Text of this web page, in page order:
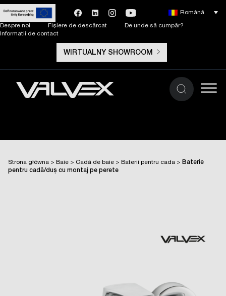
Despre noi Fișiere de descărcat
De unde să cumpăr?
Informatii de contact
WIRTUALNY SHOWROOM
Română
Strona główna > Baie > Cadă de baie > Baterii pentru cada > Baterie
pentru cadă/duș cu montaj pe perete